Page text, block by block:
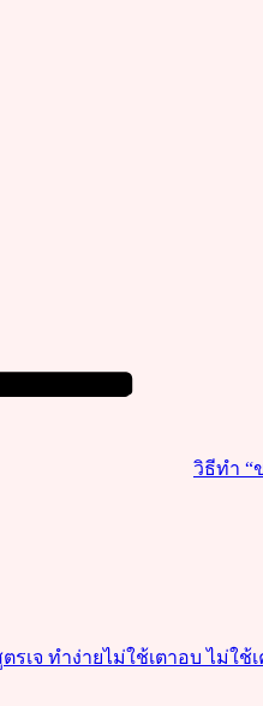
ลอดภัย
วิธีทำ “
รเจ ทำง่ายไม่ใช้เตาอบ ไม่ใช้